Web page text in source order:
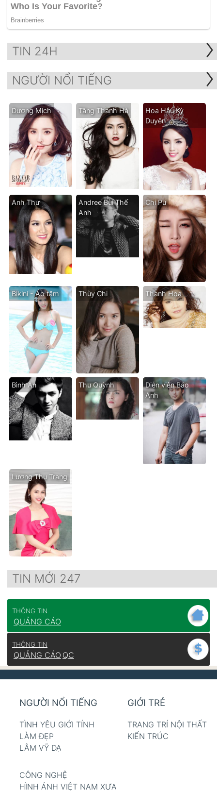
TIN 24H
NGƯỜI NỔI TIẾNG
Dương Mịch Tăng Thanh Hà
Hoa Hậu Kỳ
Duyên
Anh Thư
Andree Bùi Thế
Anh
Chi Pu
Bikini - Áo tăm Thùy Chi Thanh Hoa
Bình An Thu Quỳnh
Diễn viên Bảo
Anh
Lương Thu Trang
TIN MỚI 247
THÔNG TIN
QUẢNG CÁO
THÔNG TIN
QUẢNG CÁO QC
NGƯỜI NỔI TIẾNG
TÌNH YÊU GIỚI TÍNH
LÀM ĐẸP
LÂM VỸ DẠ
GIỚI TRẺ
TRANG TRÍ NỘI THẤT
KIẾN TRÚC
CÔNG NGHỆ
HÌNH ẢNH VIỆT NAM XƯA